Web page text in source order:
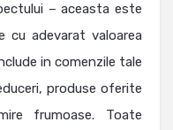
– aceasta este
cu adevarat valoarea
in comenzile tale
produse oferite
frumoase. Toate